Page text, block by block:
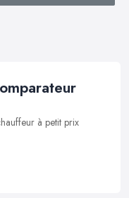
à petit prix